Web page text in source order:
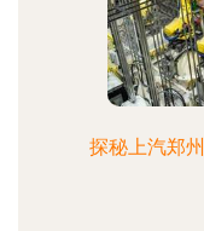
探秘上汽郑